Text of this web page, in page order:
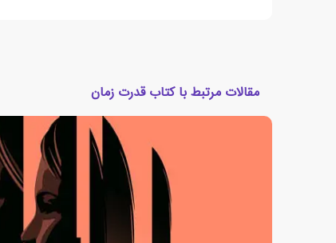
مقالات مرتبط با کتاب قدرت زمان